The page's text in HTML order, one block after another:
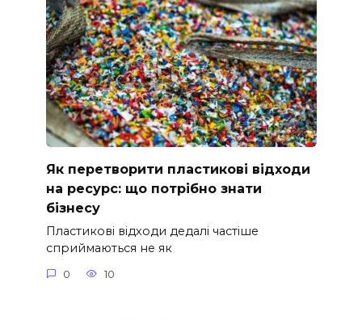
Як перетворити пластикові відходи
на ресурс: що потрібно знати
бізнесу
Пластикові відходи дедалі частіше
сприймаються не як
0 10